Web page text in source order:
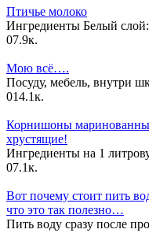
Птичье молоко
Ингредиенты Белый
07.9к.
Мою всё….
Посуду, мебель, внутри
014.1к.
Корнишоны
хрустящие!
Ингредиенты на 1
07.1к.
Вот почему стоит пить
что это так полезно…
Пить воду сразу после